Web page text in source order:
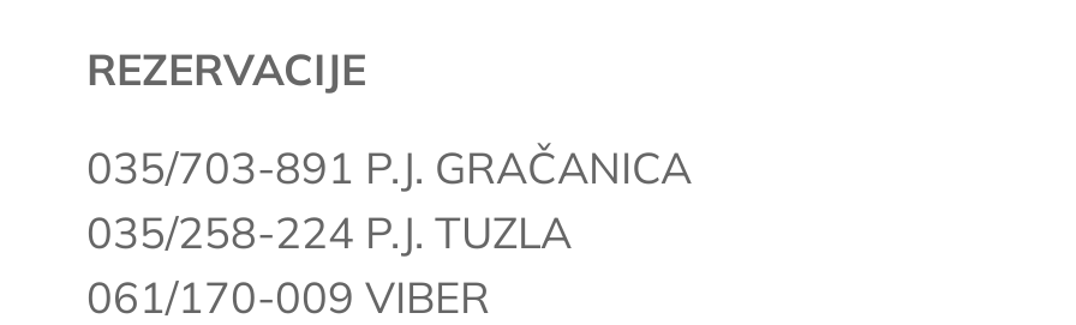
REZERVACIJE
035/703-891 P.J. GRAČANICA
035/258-224 P.J. TUZLA
061/170-009 VIBER